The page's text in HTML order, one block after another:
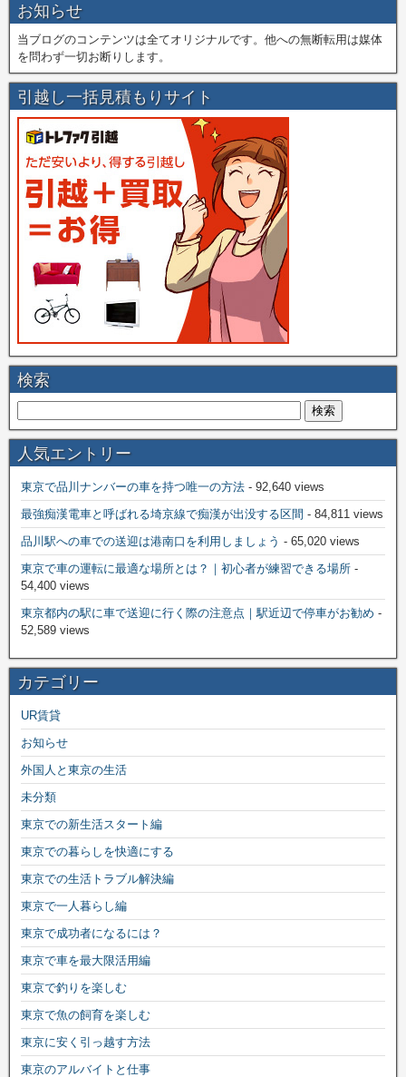
お知らせ
当ブログのコンテンツは全てオリジナルです。他への無断転用は媒体
を問わず一切お断りします。
引越し一括見積もりサイト
検索
人気エントリー
東京で品川ナンバーの車を持つ唯一の方法 - 92,640 views
最強痴漢電車と呼ばれる埼京線で痴漢が出没する区間 - 84,811 views
品川駅への車での送迎は港南口を利用しましょう - 65,020 views
東京で車の運転に最適な場所とは？｜初心者が練習できる場所 -
54,400 views
東京都内の駅に車で送迎に行く際の注意点｜駅近辺で停車がお勧め -
52,589 views
カテゴリー
UR賃貸
お知らせ
外国人と東京の生活
未分類
東京での新生活スタート編
東京での暮らしを快適にする
東京での生活トラブル解決編
東京で一人暮らし編
東京で成功者になるには？
東京で車を最大限活用編
東京で釣りを楽しむ
東京で魚の飼育を楽しむ
東京に安く引っ越す方法
東京のアルバイトと仕事